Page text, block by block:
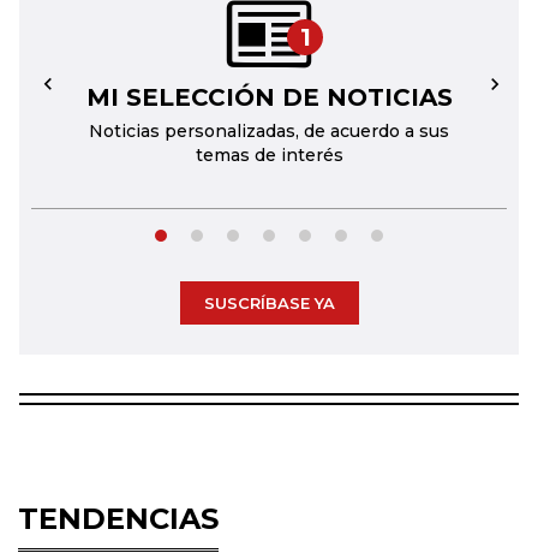
1
MI SELECCIÓN DE NOTICIAS
Noticias personalizadas, de acuerdo a sus
temas de interés
← →
SUSCRÍBASE YA
TENDENCIAS